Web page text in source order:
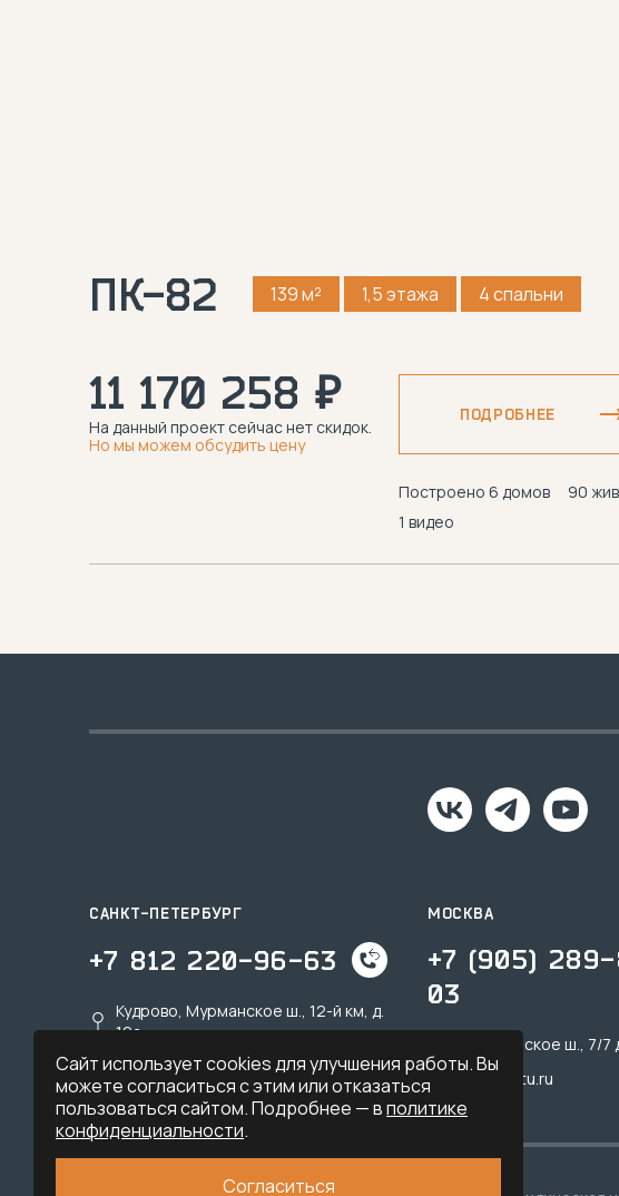
ПК-82 139 м² 1,5 этажа 4 спальни
11 170 258 ₽
На данный проект сейчас нет скидок.
Но мы можем обсудить цену
ПОДРОБНЕЕ
Построено 6 домов
90
1 видео
САНКТ-ПЕТЕРБУРГ
+7 812 220-96-63
Кудрово, Мурманское ш., 12-й км, д.
19a
spb@sk-tu.ru
МОСКВА
+7 (905)
03
Дзержинское ш., 7/7
msk@sk-tu.ru
Сайт использует cookies для улучшения работы. Вы
можете согласиться с этим или отказаться
пользоваться сайтом. Подробнее — вполитике
конфиденциальности.
Согласиться